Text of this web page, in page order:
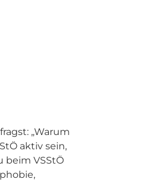
„Warum
aktiv sein,
beim VSStÖ